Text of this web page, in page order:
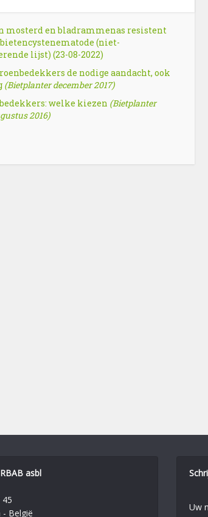
mosterd en bladrammenas resistent
(niet-
lijst) (23-08-2022)
de nodige aandacht, ook
(Bietplanter december 2017)
welke kiezen (Bietplanter
2016)
asbl
- België
Uw